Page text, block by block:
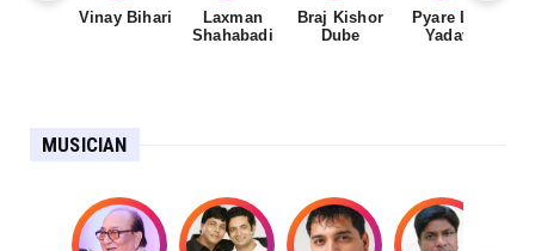
Vinay Bihari
Laxman
Shahabadi
Braj Kishor
Dube
Pyare Lal
Yadav
MUSICIAN